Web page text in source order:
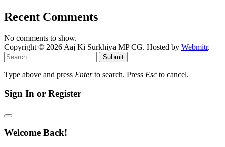
Recent Comments
No comments to show.
Copyright © 2026 Aaj Ki Surkhiya MP CG. Hosted by Webmitr.
Submit
Type above and press Enterto search. Press Esc to cancel.
Sign In or Register
Welcome Back!